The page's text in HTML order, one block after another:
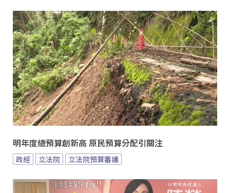
明年度總預算創新高 原民預算分配引關注
政經 立法院 立法院預算審議